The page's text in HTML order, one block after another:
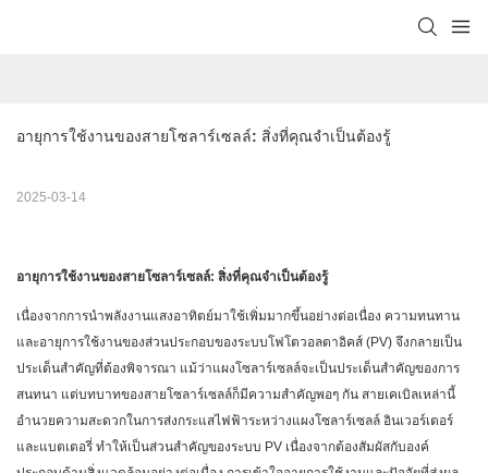
อายุการใช้งานของสายโซลาร์เซลล์: สิ่งที่คุณจำเป็นต้องรู้
2025-03-14
อายุการใช้งานของสายโซลาร์เซลล์: สิ่งที่คุณจำเป็นต้องรู้
เนื่องจากการนำพลังงานแสงอาทิตย์มาใช้เพิ่มมากขึ้นอย่างต่อเนื่อง ความทนทาน
และอายุการใช้งานของส่วนประกอบของระบบโฟโตวอลตาอิคส์ (PV) จึงกลายเป็น
ประเด็นสำคัญที่ต้องพิจารณา แม้ว่าแผงโซลาร์เซลล์จะเป็นประเด็นสำคัญของการ
สนทนา แต่บทบาทของสายโซลาร์เซลล์ก็มีความสำคัญพอๆ กัน สายเคเบิลเหล่านี้
อำนวยความสะดวกในการส่งกระแสไฟฟ้าระหว่างแผงโซลาร์เซลล์ อินเวอร์เตอร์
และแบตเตอรี่ ทำให้เป็นส่วนสำคัญของระบบ PV เนื่องจากต้องสัมผัสกับองค์